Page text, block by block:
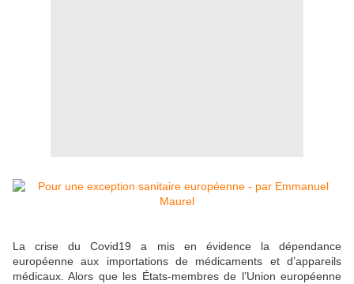
La crise du Covid19 a mis en évidence la dépendance
européenne aux importations de médicaments et d’appareils
médicaux. Alors que les États-membres de l’Union européenne